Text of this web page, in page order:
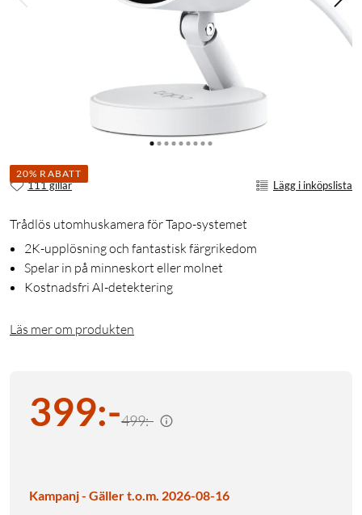
20% RABATT
111 gillar Lägg i inköpslista
Trådlös utomhuskamera för Tapo-systemet
2K-upplösning och fantastisk färgrikedom
Spelar in på minneskort eller molnet
Kostnadsfri AI-detektering
Läs mer om produkten
399:-499:-
Kampanj - Gäller t.o.m. 2026-08-16